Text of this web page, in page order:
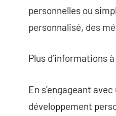
personnelles ou
personnalisé, des
Plus d’informations
En s’engageant
développement